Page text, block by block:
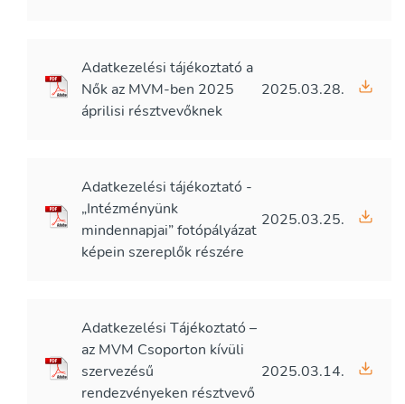
Adatkezelési tájékoztató a
Nők az MVM-ben 2025
áprilisi résztvevőknek
2025.03.28.
Adatkezelési tájékoztató -
„Intézményünk
mindennapjai” fotópályázat
képein szereplők részére
2025.03.25.
Adatkezelési Tájékoztató –
az MVM Csoporton kívüli
szervezésű
rendezvényeken résztvevő
2025.03.14.